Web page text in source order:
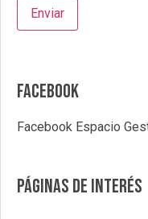
Facebook
Facebook Espacio
Páginas de interés